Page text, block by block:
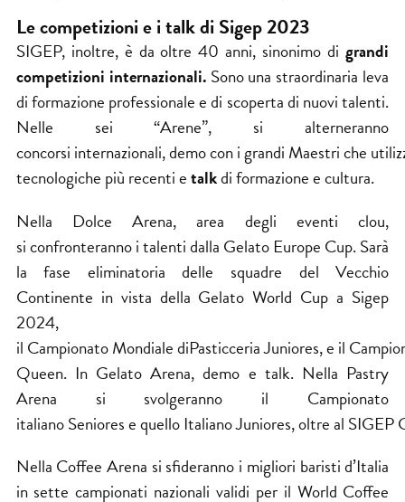
Le competizioni e i talk di Sigep 2023
SIGEP, inoltre, è da oltre 40 anni, sinonimo digrandi
competizioni internazionali.Sono una straordinaria leva
di formazione professionale e di scoperta di nuovi talenti.
Nelle sei “Arene”, si alterneranno
concorsi internazionali, demo con i grandi Maestri che
tecnologiche più recenti etalkdi formazione e cultura.
Nella Dolce Arena, area degli eventi clou,
si confronteranno i talenti dalla Gelato Europe Cup. Sarà
la fase eliminatoria delle squadre del Vecchio
Continente in vista della Gelato World Cup a Sigep
2024,
il Campionato Mondiale diPasticceria Juniores, e il
Queen. In Gelato Arena, demo e talk. Nella Pastry
Arena si svolgeranno il Campionato
italiano Seniores e quello Italiano Juniores, oltre al SIGEP
Nella Coffee Arena si sfideranno i migliori baristi d’Italia
in sette campionati nazionali validi per il World Coffee